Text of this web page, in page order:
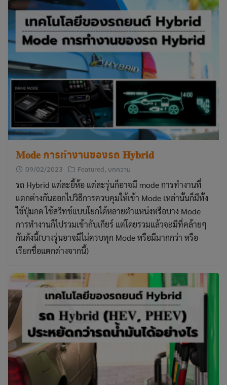
𝐌𝐨𝐝𝐞 การทำงานของรถ 𝐇𝐲𝐛𝐫𝐢𝐝
09/02/2023 Featured, บทความ
รถ Hybrid แต่ละยี้ห้อ แต่ละรุ่นก็อาจมี mode การทำงานที่
แตกต่างกันออกไปวิธีการควบคุมให้เข้า Mode เหล่านั้นก็มีทั้ง
ใช้ปุ่มกด ใช้สวิทช์แบบโยกได้หลายตำแหน่งหรือบาง Mode
การทำงานก็ไปรวมเข้ากับเกียร์ แต่โดยรวมแล้วจะมีที่คล้ายๆ
กันดังนี้(บางรุ่นอาจมีไม่ครบทุก Mode หรือมีมากกว่า หรือ
เรียกชื่อแตกต่างจากนี้)